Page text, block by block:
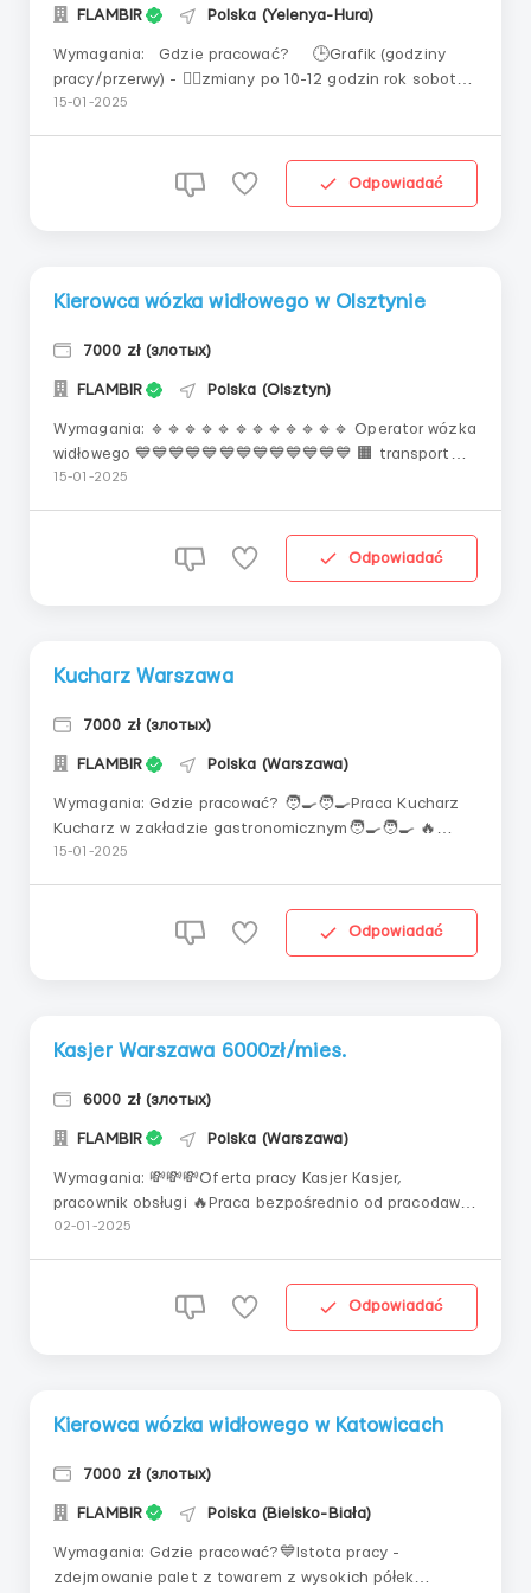
FLAMBIR Polska (Yelenya-Hura)
Wymagania: Gdzie pracować? 🕒Grafik (godziny
pracy/przerwy) - ❤️‍🔥zmiany po 10-12 godzin rok soboty
pracujące ⏱️przerwa 25 minut - opłacane! 🏠
Charakter pracy 🔹Przy zatrudnie...
15-01-2025
Odpowiadać
Kierowca wózka widłowego w Olsztynie
7000 zł (злотых)
FLAMBIR Polska (Olsztyn)
Wymagania: 🔹🔹🔹🔹🔹🔹🔹🔹🔹🔹🔹🔹 Operator wózka
widłowego 💙💙💙💙💙💙💙💙💙💙💙💙💙 🟧 transport
surowców i gotowych produktów na paletach 🧍🏼‍♀️
studentów: 28.10 zł 🕒Grafik (godziny pracy/przerwy) -
15-01-2025
Odpowiadać
Kucharz Warszawa
7000 zł (злотых)
FLAMBIR Polska (Warszawa)
Wymagania: Gdzie pracować? 🧑‍🍳🧑‍🍳Praca Kucharz
Kucharz w zakładzie gastronomicznym🧑‍🍳🧑‍🍳 🔥
Praca bezpośrednio od pracodawcy🔥 Warszawa
kucharz umiejętność komunikacji w języku po...
15-01-2025
Odpowiadać
Kasjer Warszawa 6000zł/mies.
6000 zł (злотых)
FLAMBIR Polska (Warszawa)
Wymagania: 💸💸💸Oferta pracy Kasjer Kasjer,
pracownik obsługi 🔥Praca bezpośrednio od pracodawcy
🔥 Wrocław/Warszawa 💙Wymagania dla kandydatów
lekarskie 💙Obowiązki Obsługa klientów, sprzedaż
02-01-2025
Odpowiadać
Kierowca wózka widłowego w Katowicach
7000 zł (злотых)
FLAMBIR Polska (Bielsko-Biała)
Wymagania: Gdzie pracować?💙Istota pracy -
zdejmowanie palet z towarem z wysokich półek